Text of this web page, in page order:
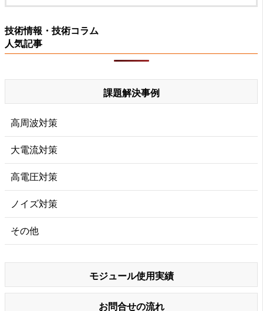
技術情報・技術コラム
人気記事
課題解決事例
高周波対策
大電流対策
高電圧対策
ノイズ対策
その他
モジュール使用実績
お問合せの流れ